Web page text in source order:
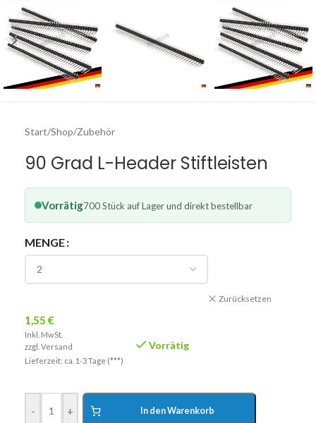
Start/Shop/Zubehör
90 Grad L-Header Stiftleisten
Vorrätig700 Stück auf Lager und direkt bestellbar
MENGE
Zurücksetzen
1,55 €
Inkl. MwSt.
zzgl. Versand
Lieferzeit: ca. 1-3 Tage (***)
Vorrätig
- + In den Warenkorb